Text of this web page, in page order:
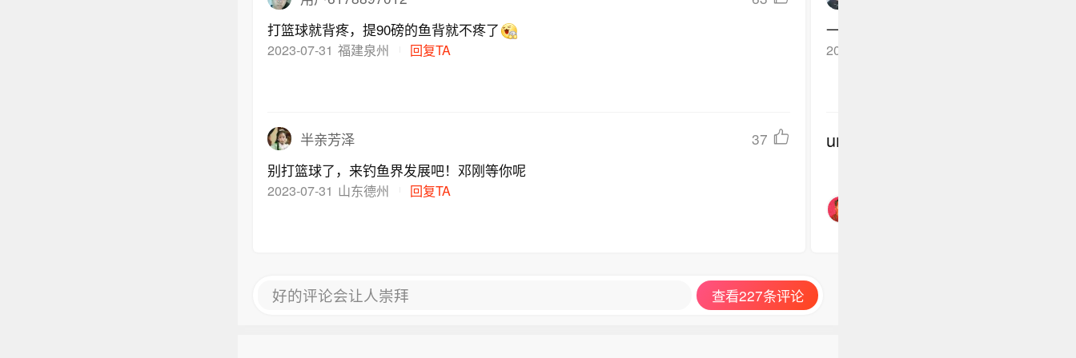
打篮球就背疼，提90磅的鱼背就不疼了
2023-07-31 福建泉州 回复TA
半亲芳泽
37
别打篮球了，来钓鱼界发展吧！邓刚等你呢
2023-07-31 山东德州 回复TA
一点正经事儿都不干，场均从来没超过
2023-07-31
undefined
好的评论会让人崇拜 查看227条评论